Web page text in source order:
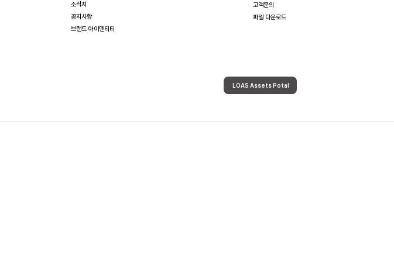
소식지
공지사항
브랜드 아이덴티티
고객문의
파일 다운로드
LOAS Assets Potal